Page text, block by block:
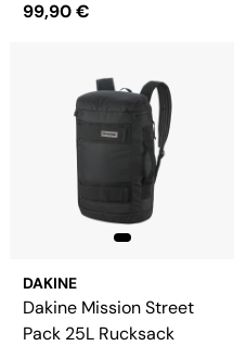
99,90 €
DAKINE
Dakine Mission Street
Pack 25L Rucksack